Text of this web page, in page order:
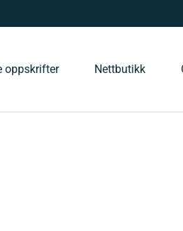
oppskrifter Nettbutikk